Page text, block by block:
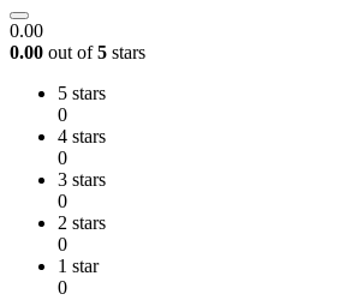
0.00
0.00 out of5 stars
5 stars
0
4 stars
0
3 stars
0
2 stars
0
1 star
0